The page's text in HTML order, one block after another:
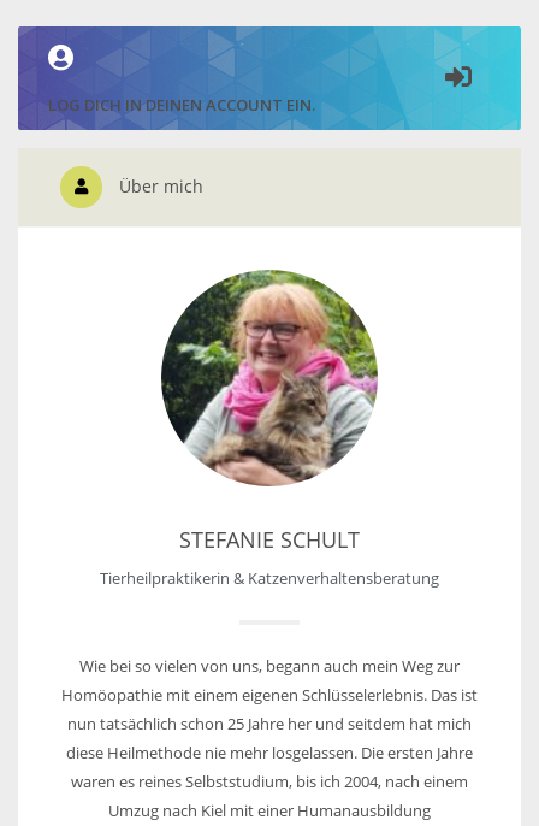
LOG DICH IN DEINEN ACCOUNT EIN.
Über mich
STEFANIE SCHULT
Tierheilpraktikerin & Katzenverhaltensberatung
Wie bei so vielen von uns, begann auch mein Weg zur
Homöopathie mit einem eigenen Schlüsselerlebnis. Das ist
nun tatsächlich schon 25 Jahre her und seitdem hat mich
diese Heilmethode nie mehr losgelassen. Die ersten Jahre
waren es reines Selbststudium, bis ich 2004, nach einem
Umzug nach Kiel mit einer Humanausbildung